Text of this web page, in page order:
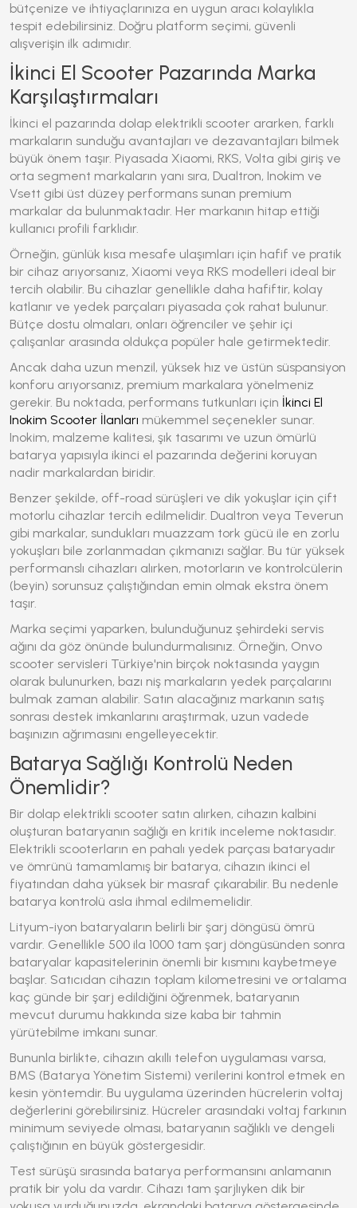
bütçenize ve ihtiyaçlarınıza en uygun aracı kolaylıkla
tespit edebilirsiniz. Doğru platform seçimi, güvenli
alışverişin ilk adımıdır.
İkinci El Scooter Pazarında Marka
Karşılaştırmaları
İkinci el pazarında dolap elektrikli scooter ararken, farklı
markaların sunduğu avantajları ve dezavantajları bilmek
büyük önem taşır. Piyasada Xiaomi, RKS, Volta gibi giriş ve
orta segment markaların yanı sıra, Dualtron, Inokim ve
Vsett gibi üst düzey performans sunan premium
markalar da bulunmaktadır. Her markanın hitap ettiği
kullanıcı profili farklıdır.
Örneğin, günlük kısa mesafe ulaşımları için hafif ve pratik
bir cihaz arıyorsanız, Xiaomi veya RKS modelleri ideal bir
tercih olabilir. Bu cihazlar genellikle daha hafiftir, kolay
katlanır ve yedek parçaları piyasada çok rahat bulunur.
Bütçe dostu olmaları, onları öğrenciler ve şehir içi
çalışanlar arasında oldukça popüler hale getirmektedir.
Ancak daha uzun menzil, yüksek hız ve üstün süspansiyon
konforu arıyorsanız, premium markalara yönelmeniz
gerekir. Bu noktada, performans tutkunları için İkinci El
Inokim Scooter İlanları mükemmel seçenekler sunar.
Inokim, malzeme kalitesi, şık tasarımı ve uzun ömürlü
batarya yapısıyla ikinci el pazarında değerini koruyan
nadir markalardan biridir.
Benzer şekilde, off-road sürüşleri ve dik yokuşlar için çift
motorlu cihazlar tercih edilmelidir. Dualtron veya Teverun
gibi markalar, sundukları muazzam tork gücü ile en zorlu
yokuşları bile zorlanmadan çıkmanızı sağlar. Bu tür yüksek
performanslı cihazları alırken, motorların ve kontrolcülerin
(beyin) sorunsuz çalıştığından emin olmak ekstra önem
taşır.
Marka seçimi yaparken, bulunduğunuz şehirdeki servis
ağını da göz önünde bulundurmalısınız. Örneğin, Onvo
scooter servisleri Türkiye'nin birçok noktasında yaygın
olarak bulunurken, bazı niş markaların yedek parçalarını
bulmak zaman alabilir. Satın alacağınız markanın satış
sonrası destek imkanlarını araştırmak, uzun vadede
başınızın ağrımasını engelleyecektir.
Batarya Sağlığı Kontrolü Neden
Önemlidir?
Bir dolap elektrikli scooter satın alırken, cihazın kalbini
oluşturan bataryanın sağlığı en kritik inceleme noktasıdır.
Elektrikli scooterların en pahalı yedek parçası bataryadır
ve ömrünü tamamlamış bir batarya, cihazın ikinci el
fiyatından daha yüksek bir masraf çıkarabilir. Bu nedenle
batarya kontrolü asla ihmal edilmemelidir.
Lityum-iyon bataryaların belirli bir şarj döngüsü ömrü
vardır. Genellikle 500 ila 1000 tam şarj döngüsünden sonra
bataryalar kapasitelerinin önemli bir kısmını kaybetmeye
başlar. Satıcıdan cihazın toplam kilometresini ve ortalama
kaç günde bir şarj edildiğini öğrenmek, bataryanın
mevcut durumu hakkında size kaba bir tahmin
yürütebilme imkanı sunar.
Bununla birlikte, cihazın akıllı telefon uygulaması varsa,
BMS (Batarya Yönetim Sistemi) verilerini kontrol etmek en
kesin yöntemdir. Bu uygulama üzerinden hücrelerin voltaj
değerlerini görebilirsiniz. Hücreler arasındaki voltaj farkının
minimum seviyede olması, bataryanın sağlıklı ve dengeli
çalıştığının en büyük göstergesidir.
Test sürüşü sırasında batarya performansını anlamanın
pratik bir yolu da vardır. Cihazı tam şarjlıyken dik bir